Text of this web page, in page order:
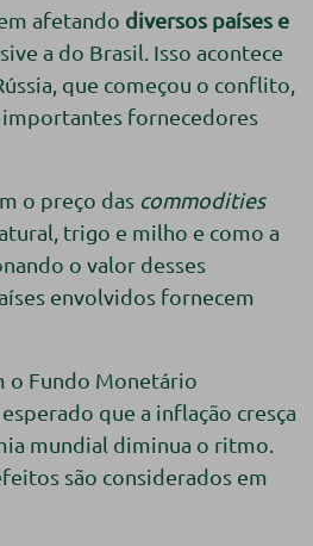
afetando diversos países e
a do Brasil. Isso acontece
que começou o conflito,
importantes fornecedores
o preço das commodities
trigo e milho e como a
o valor desses
envolvidos fornecem
o Fundo Monetário
que a inflação cresça
mundial diminua o ritmo.
são considerados em